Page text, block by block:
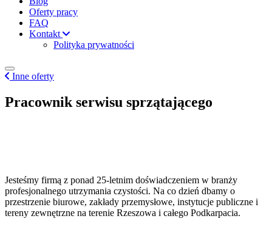
Oferty pracy
FAQ
Kontakt
Polityka prywatności
Inne oferty
Pracownik serwisu sprzątającego
Jesteśmy firmą z ponad 25-letnim doświadczeniem w branży
profesjonalnego utrzymania czystości. Na co dzień dbamy o
przestrzenie biurowe, zakłady przemysłowe, instytucje publiczne i
tereny zewnętrzne na terenie Rzeszowa i całego Podkarpacia.